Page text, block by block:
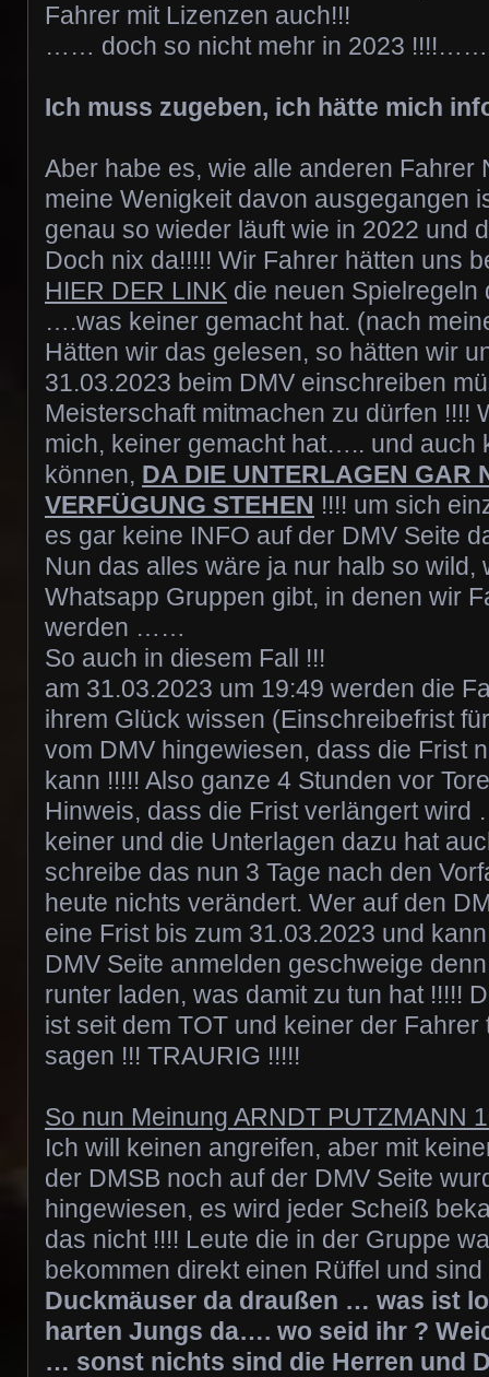
Fahrer mit Lizenzen auch!!!
…… doch so nicht mehr in 2023
Ich muss zugeben, ich hätte mich
Aber habe es, wie alle anderen Fahrer
meine Wenigkeit davon ausgegangen
genau so wieder läuft wie in 2022 und
Doch nix da!!!!! Wir Fahrer hätten uns
HIER DER LINK die neuen
….was keiner gemacht hat. (nach
Hätten wir das gelesen, so hätten wir
31.03.2023 beim DMV einschreiben
Meisterschaft mitmachen zu dürfen !!!!
mich, keiner gemacht hat….. und auch
können, DA DIE UNTERLAGEN GAR
VERFÜGUNG STEHEN !!!! um sich
es gar keine INFO auf der DMV Seite
Nun das alles wäre ja nur halb so wild,
Whatsapp Gruppen gibt, in denen wir
werden ……
So auch in diesem Fall !!!
am 31.03.2023 um 19:49 werden die
ihrem Glück wissen (Einschreibefrist
vom DMV hingewiesen, dass die Frist
kann !!!!! Also ganze 4 Stunden vor
Hinweis, dass die Frist verlängert wird
keiner und die Unterlagen dazu hat
schreibe das nun 3 Tage nach den
heute nichts verändert. Wer auf den
eine Frist bis zum 31.03.2023 und
DMV Seite anmelden geschweige
runter laden, was damit zu tun hat !!!!!
ist seit dem TOT und keiner der
sagen !!! TRAURIG !!!!!
So nun Meinung ARNDT PUTZMANN
Ich will keinen angreifen, aber mit
der DMSB noch auf der DMV Seite
hingewiesen, es wird jeder Scheiß
das nicht !!!! Leute die in der Gruppe
bekommen direkt einen Rüffel und
Duckmäuser da draußen … was ist
harten Jungs da…. wo seid ihr ?
… sonst nichts sind die Herren und